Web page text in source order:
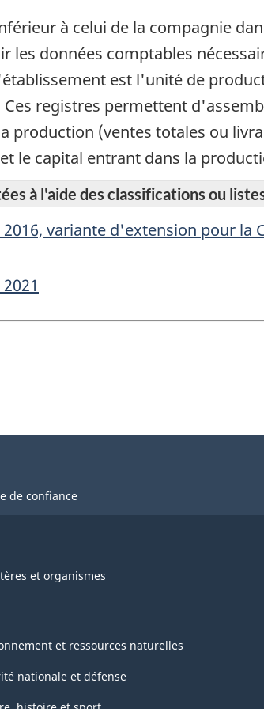
à celui de la compagnie
les données comptables
est l'unité de
registres permettent
production (ventes totales ou
le capital entrant dans la
à l'aide des classifications ou
variante d'extension pour la
de confiance
et organismes
et ressources naturelles
nationale et défense